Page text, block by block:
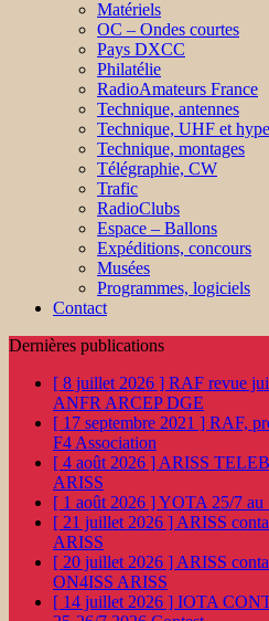
Matériels
OC – Ondes courtes
Pays DXCC
Philatélie
RadioAmateurs France
Technique, antennes
Technique, UHF et
Technique, montages
Télégraphie, CW
Trafic
RadioClubs
Espace – Ballons
Expéditions, concours
Musées
Programmes, logiciels
Contact
Dernières publications
[ 8 juillet 2026 ] RAF revue
ANFR ARCEP DGE
[ 17 septembre 2021 ] RAF,
F4 Association
[ 4 août 2026 ] ARISS
ARISS
[ 1 août 2026 ]YOTA 25/7 au
[ 21 juillet 2026 ] ARISS
ARISS
[ 20 juillet 2026 ] ARISS
ON4ISS ARISS
[ 14 juillet 2026 ] IOTA